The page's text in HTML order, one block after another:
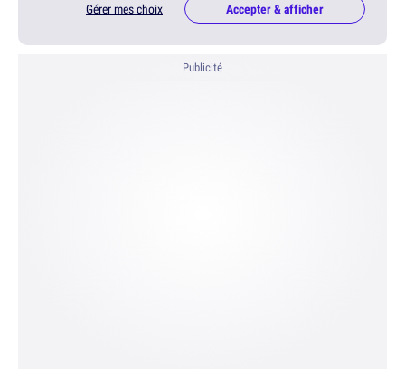
Gérer mes choix Accepter & afficher
Publicité